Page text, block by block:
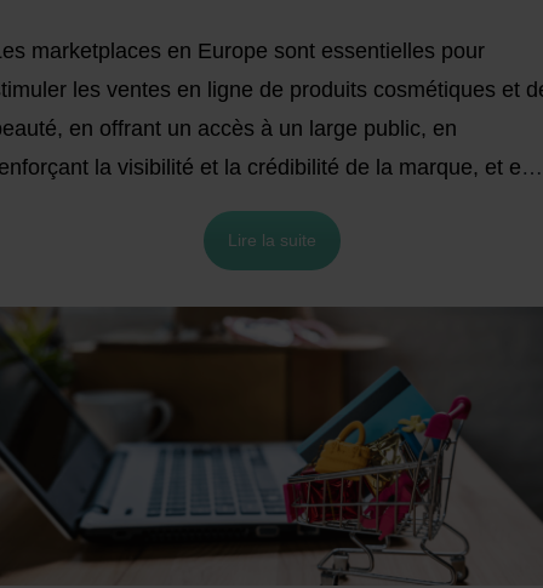
marketplaces en Europe sont essentielles pour
les ventes en ligne de produits cosmétiques et
en offrant un accès à un large public, en
la visibilité et la crédibilité de la marque, et en
l'expansion transfrontalière. Dans cet article,
mettons en lumière neuf marketplaces
boutique en ligne de produits de beauté.
Lire la suite